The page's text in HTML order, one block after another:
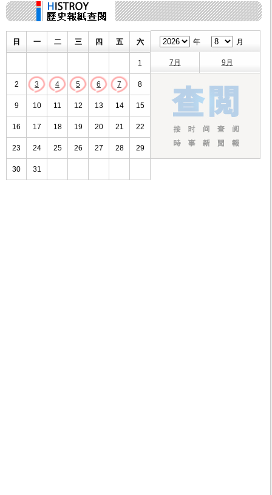
日 一 二 三 四 五 六
1
2 3 4 5 6 7 8
9 10 11 12 13 14 15
16 17 18 19 20 21 22
23 24 25 26 27 28 29
30 31
年 月
7月 9月